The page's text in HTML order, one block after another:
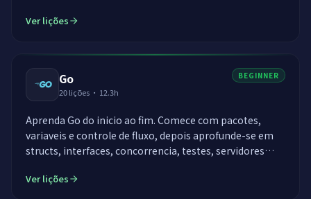
Ver lições
Go
20lições · 12.3h
BEGINNER
Aprenda Go do inicio ao fim. Comece com pacotes,
variaveis e controle de fluxo, depois aprofunde-se em
structs, interfaces, concorrencia, testes, servidores
de binarios reais em producao.
Ver lições